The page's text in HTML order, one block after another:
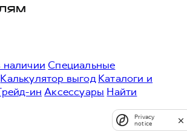
Специальные
Калькулятор выгод Каталоги и
ин Аксессуары Найти
Privacy
notice